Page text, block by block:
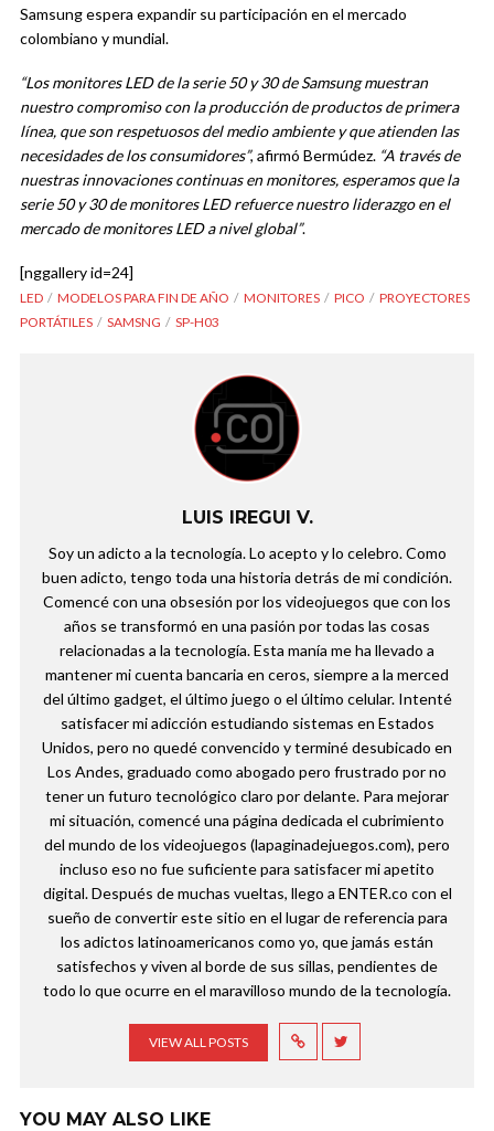
Samsung espera expandir su participación en el mercado
colombiano y mundial.
“Los monitores LED de la serie 50 y 30 de Samsung muestran
nuestro compromiso con la producción de productos de primera
línea, que son respetuosos del medio ambiente y que atienden las
necesidades de los consumidores”, afirmó Bermúdez. “A través de
nuestras innovaciones continuas en monitores, esperamos que la
serie 50 y 30 de monitores LED refuerce nuestro liderazgo en el
mercado de monitores LED a nivel global”.
[nggallery id=24]
LED MODELOS PARA FIN DE AÑO MONITORES PICO
PROYECTORES
PORTÁTILES
SAMSNG SP-H03
LUIS IREGUI V.
Soy un adicto a la tecnología. Lo acepto y lo celebro. Como
buen adicto, tengo toda una historia detrás de mi condición.
Comencé con una obsesión por los videojuegos que con los
años se transformó en una pasión por todas las cosas
relacionadas a la tecnología. Esta manía me ha llevado a
mantener mi cuenta bancaria en ceros, siempre a la merced
del último gadget, el último juego o el último celular. Intenté
satisfacer mi adicción estudiando sistemas en Estados
Unidos, pero no quedé convencido y terminé desubicado en
Los Andes, graduado como abogado pero frustrado por no
tener un futuro tecnológico claro por delante. Para mejorar
mi situación, comencé una página dedicada el cubrimiento
del mundo de los videojuegos (lapaginadejuegos.com), pero
incluso eso no fue suficiente para satisfacer mi apetito
digital. Después de muchas vueltas, llego a ENTER.co con el
sueño de convertir este sitio en el lugar de referencia para
los adictos latinoamericanos como yo, que jamás están
satisfechos y viven al borde de sus sillas, pendientes de
todo lo que ocurre en el maravilloso mundo de la tecnología.
VIEW ALL POSTS
YOU MAY ALSO LIKE